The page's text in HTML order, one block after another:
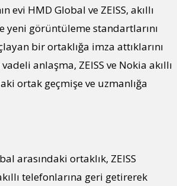
evi HMD Global ve ZEISS, akıllı
yeni görüntüleme standartlarını
bir ortaklığa imza attıklarını
anlaşma, ZEISS ve Nokia akıllı
ortak geçmişe ve uzmanlığa
arasındaki ortaklık, ZEISS
telefonlarına geri getirerek